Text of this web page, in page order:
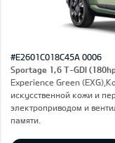
#E2601C018C45A 0006
Sportage 1,6 T-GDI
Experience Green
искусственной кожи и
электроприводом и
памяти.